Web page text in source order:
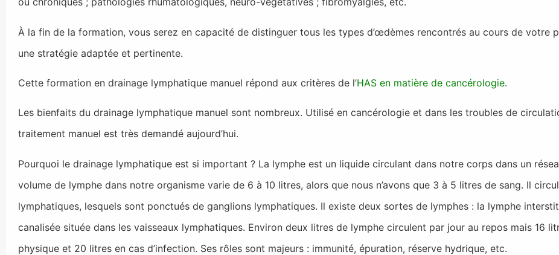
À la fin de la formation, vous serez en capacité de distinguer tous les types d’œdèmes rencontrés au cours de votre
une stratégie adaptée et pertinente.
Cette formation en drainage lymphatique manuel répond aux critères de l’HAS en matière de cancérologie.
Les bienfaits du drainage lymphatique manuel sont nombreux. Utilisé en cancérologie et dans les troubles de
traitement manuel est très demandé aujourd’hui.
Pourquoi le drainage lymphatique est si important ? La lymphe est un liquide circulant dans notre corps dans un
volume de lymphe dans notre organisme varie de 6 à 10 litres, alors que nous n’avons que 3 à 5 litres de sang. Il
lymphatiques, lesquels sont ponctués de ganglions lymphatiques. Il existe deux sortes de lymphes : la lymphe
canalisée située dans les vaisseaux lymphatiques. Environ deux litres de lymphe circulent par jour au repos mais 16
physique et 20 litres en cas d’infection. Ses rôles sont majeurs : immunité, épuration, réserve hydrique, etc.